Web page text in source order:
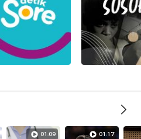
01:09 01:17